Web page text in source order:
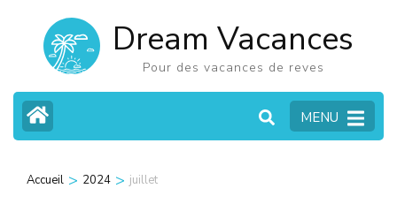
contenu
(Pressez
Entrée)
Dream Vacances
Pour des vacances de reves
MENU
Accueil > 2024 > juillet